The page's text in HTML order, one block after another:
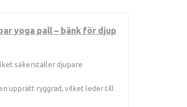
yoga pall – bänk för djup
säkerställer djupare
upprätt ryggrad, vilket leder till